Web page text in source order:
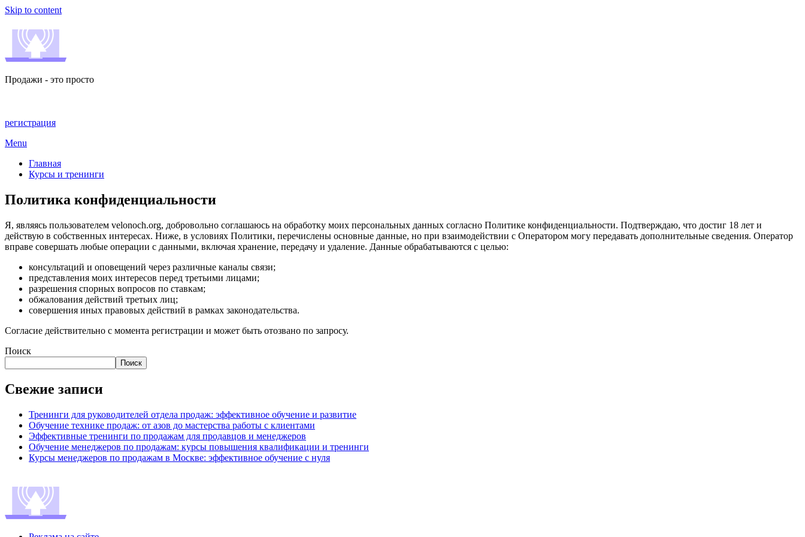
Skip to content
Продажи - это просто
регистрация
Menu
Главная
Курсы и тренинги
Политика конфиденциальности
Я, являясь пользователем velonoch.org, добровольно соглашаюсь на обработку моих персональных данных согласно Политике конфиденциальности. Подтверждаю, что достиг 18 лет и
действую в собственных интересах. Ниже, в условиях Политики, перечислены основные данные, но при взаимодействии с Оператором могу передавать дополнительные сведения. Оператор
вправе совершать любые операции с данными, включая хранение, передачу и удаление. Данные обрабатываются с целью:
консультаций и оповещений через различные каналы связи;
представления моих интересов перед третьими лицами;
разрешения спорных вопросов по ставкам;
обжалования действий третьих лиц;
совершения иных правовых действий в рамках законодательства.
Согласие действительно с момента регистрации и может быть отозвано по запросу.
Поиск
Поиск
Свежие записи
Тренинги для руководителей отдела продаж: эффективное обучение и развитие
Обучение технике продаж: от азов до мастерства работы с клиентами
Эффективные тренинги по продажам для продавцов и менеджеров
Обучение менеджеров по продажам: курсы повышения квалификации и тренинги
Курсы менеджеров по продажам в Москве: эффективное обучение с нуля